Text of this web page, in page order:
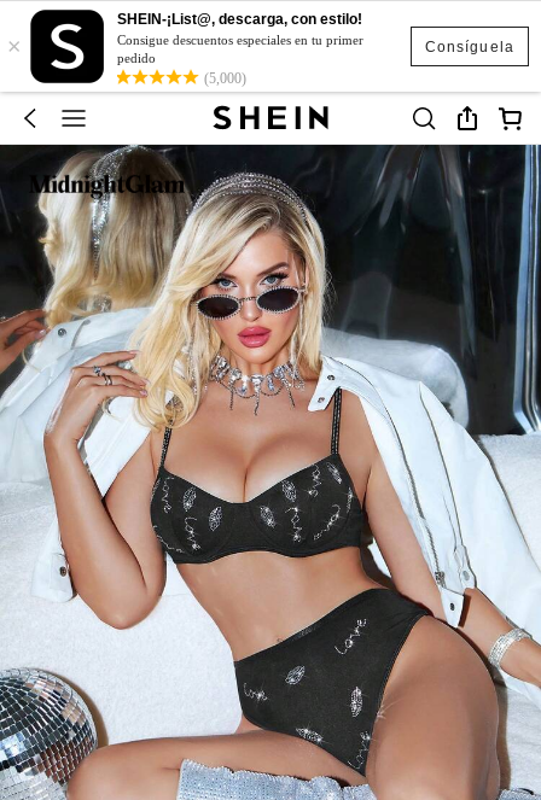
Consíguela
×
SHEIN-¡List@, descarga, con estilo!
Consigue descuentos especiales en tu primer
pedido
(5,000)